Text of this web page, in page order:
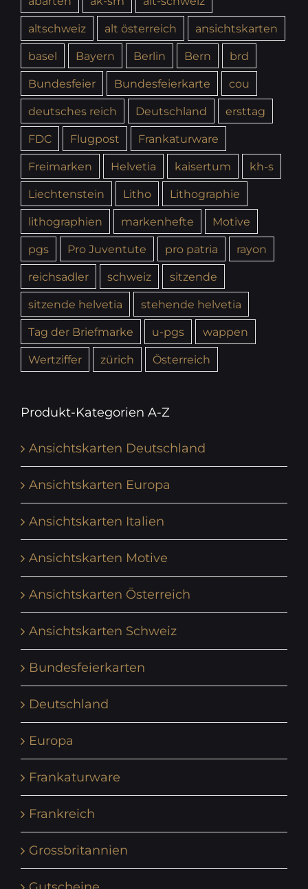
altschweiz
alt österreich
ansichtskarten
basel
Bayern Berlin Bern
brd
Bundesfeier
Bundesfeierkarte
cou
deutsches reich
Deutschland
ersttag
FDC
Flugpost
Frankaturware
Freimarken
Helvetia kaisertum
kh-s
Liechtenstein
Litho
Lithographie
lithographien
markenhefte
Motive
pgs
Pro Juventute pro patria
rayon
reichsadler
schweiz
sitzende
sitzende helvetia
stehende helvetia
Tag der Briefmarke
u-pgs
wappen
Wertziffer
zürich Österreich
Produkt-Kategorien A-Z
Ansichtskarten Deutschland
Ansichtskarten Europa
Ansichtskarten Italien
Ansichtskarten Motive
Ansichtskarten Österreich
Ansichtskarten Schweiz
Bundesfeierkarten
Deutschland
Europa
Frankaturware
Frankreich
Grossbritannien